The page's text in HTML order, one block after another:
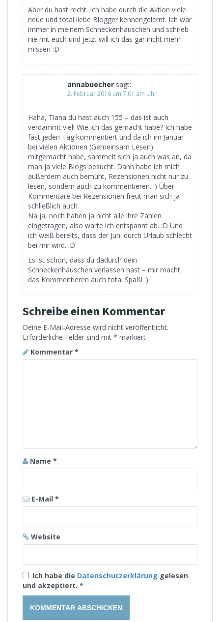
Aber du hast recht. Ich habe durch die Aktion viele
neue und total liebe Blogger kennengelernt. Ich war
immer in meinem Schneckenhäuschen und schrieb
nie mit euch und jetzt will ich das gar nicht mehr
missen :D
annabuecher sagt:
2. Februar 2016 um 7:01 am Uhr
Haha, Tiana du hast auch 155 – das ist auch
verdammt viel! Wie ich das gemacht habe? Ich habe
fast jeden Tag kommentiert und da ich im Januar
bei vielen Aktionen (Gemeinsam Lesen)
mitgemacht habe, sammelt sich ja auch was an, da
man ja viele Blogs besucht. Dann habe ich mich
außerdem auch bemüht, Rezensionen nicht nur zu
lesen, sondern auch zu kommentieren. :) Über
Kommentare bei Rezensionen freut man sich ja
schließlich auch.
Na ja, noch haben ja nicht alle ihre Zahlen
eingetragen, also warte ich entspannt ab. :D Und
ich weiß bereits, dass der Juni durch Urlaub schlecht
bei mir wird. :D
Es ist schön, dass du dadurch dein
Schneckenhäuschen verlassen hast – mir macht
das Kommentieren auch total Spaß! :)
Schreibe einen Kommentar
Deine E-Mail-Adresse wird nicht veröffentlicht.
Erforderliche Felder sind mit * markiert
Kommentar *
Name *
E-Mail *
Website
Ich habe die Datenschutzerklärung gelesen
und akzeptiert. *